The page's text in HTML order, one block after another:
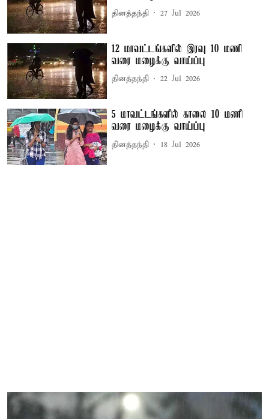
தினத்தந்தி 27 Jul 2026
12 மாவட்டங்களில் இரவு 10 மணி
வரை மழைக்கு வாய்ப்பு
தினத்தந்தி 22 Jul 2026
5 மாவட்டங்களில் காலை 10 மணி
வரை மழைக்கு வாய்ப்பு
தினத்தந்தி 18 Jul 2026